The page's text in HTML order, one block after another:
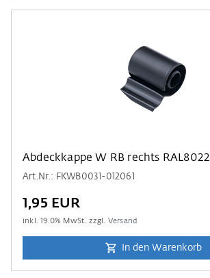
Abdeckkappe W RB rechts RAL8022
Art.Nr.: FKWB0031-012061
1,95 EUR
inkl.19.0% MwSt. zzgl. Versand
In den Warenkorb